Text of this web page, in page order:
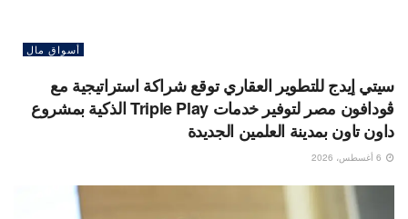
أسواق مال
سيتي إيدج للتطوير العقاري توقع شراكة استراتيجية مع
ڤودافون مصر لتوفير خدمات Triple Play الذكية بمشروع
داون تاون بمدينة العلمين الجديدة